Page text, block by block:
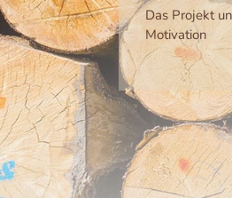
Das Projekt
Motivation